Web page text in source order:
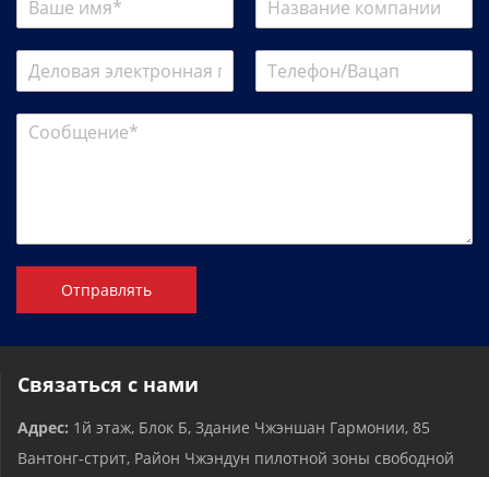
Отправлять
Связаться с нами
Адрес: 1й этаж, Блок Б, Здание Чжэншан Гармонии, 85
Вантонг-стрит, Район Чжэндун пилотной зоны свободной